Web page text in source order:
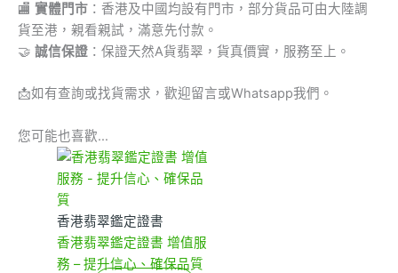
🏬 實體門市 ：香港及中國均設有門市，部分貨品可由大陸調
貨至港，親看親試，滿意先付款。
🤝 誠信保證 ：保證天然A貨翡翠，貨真價實，服務至上。
📩如有查詢或找貨需求，歡迎留言或Whatsapp我們。
您可能也喜歡…
香港翡翠鑑定證書
香港翡翠鑑定證書 增值服
務 – 提升信心、確保品質